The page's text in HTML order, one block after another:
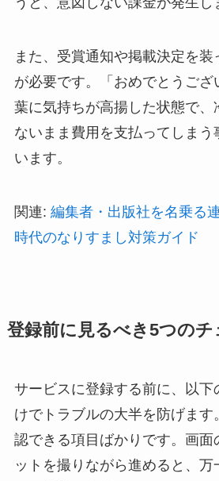
また、受賞通知や掲載決定を
が必要です。「おめでとうござ
葉に気持ちが高揚した状態で、
ないまま費用を支払ってしまう
います。
関連: 編集者・出版社を名乗る
時代のなりすまし対策ガイド
登録前に見るべき5つのチ
サービスに登録する前に、以下
けでトラブルの大半を防げます
認できる項目ばかりです。画面
ットを撮りながら進めると、万